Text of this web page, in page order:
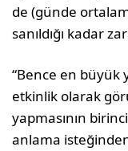
de (günde
sanıldığı kadar
“Bence en büyük
etkinlik olarak
yapmasının
anlama